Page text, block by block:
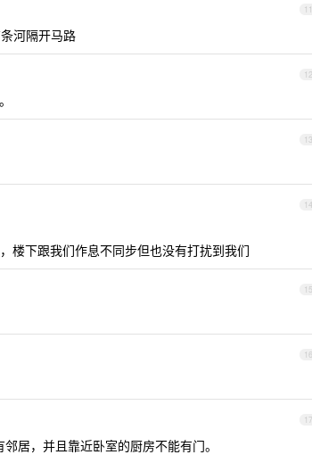
11
河隔开马路
12
13
14
楼下跟我们作息不同步但也没有打扰到我们
15
16
17
居，并且靠近卧室的厨房不能有门。